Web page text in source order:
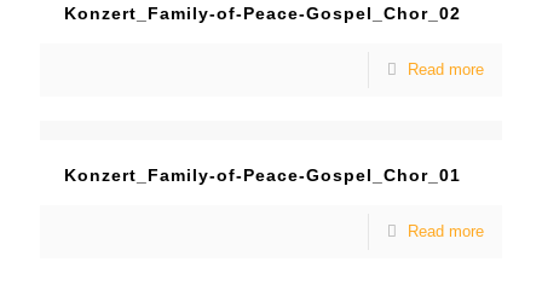
Konzert_Family-of-Peace-Gospel_Chor_02
Read more
Konzert_Family-of-Peace-Gospel_Chor_01
Read more